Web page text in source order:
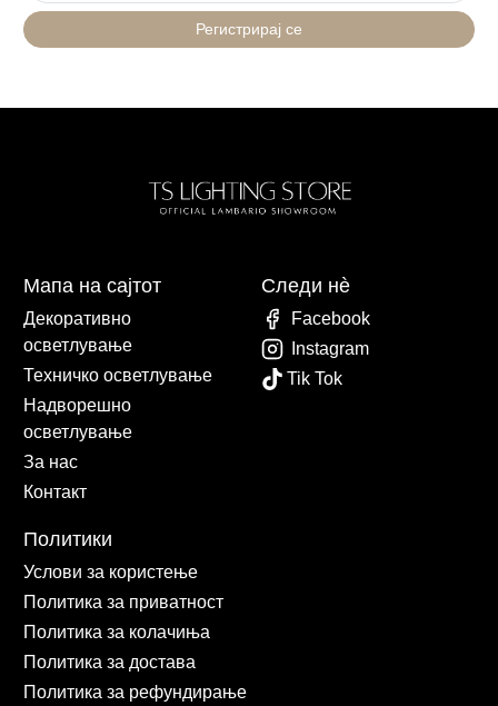
Регистрирај се
Мапа на сајтот
Декоративно
осветлување
Техничко осветлување
Надворешно
осветлување
За нас
Контакт
Политики
Услови за користење
Политика за приватност
Политика за колачиња
Политика за достава
Политика за рефундирање
Следи нè
Facebook
Instagram
Tik Tok